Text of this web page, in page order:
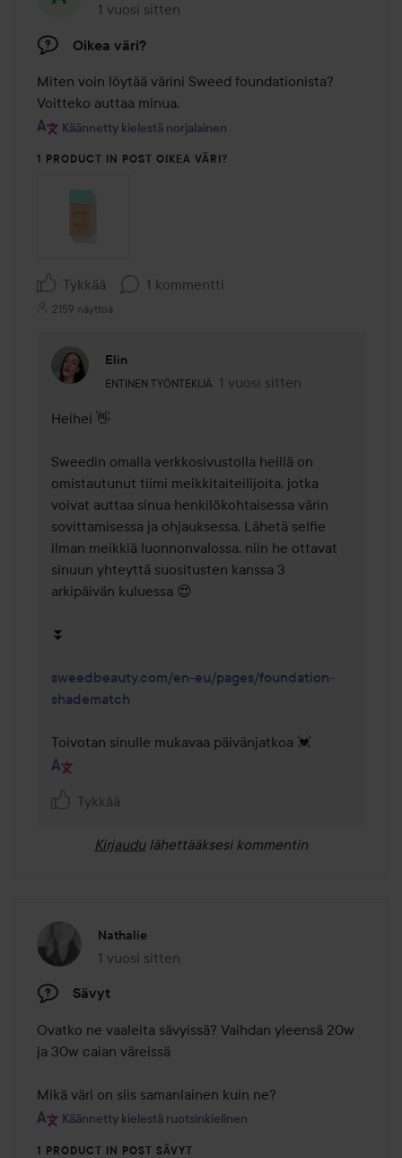
1 vuosi sitten
Viesti luotiin 1 vuosi sitten
Oikea väri?
Miten voin löytää värini Sweed foundationista?
Voitteko auttaa minua.
Käännetty kielestä norjalainen
1 PRODUCT IN POST OIKEA VÄRI?
Tykkää 1 kommentti
2159 näyttöä
Elin
ENTINEN TYÖNTEKIJÄ
Käyttäjän rooli: Entinen työntekijä.
1 vuosi sitten
Kommentti lisättiin 1 vuosi
Heihei 👋
Sweedin omalla verkkosivustolla heillä on
omistautunut tiimi meikkitaiteilijoita, jotka
voivat auttaa sinua henkilökohtaisessa värin
sovittamisessa ja ohjauksessa. Lähetä selfie
ilman meikkiä luonnonvalossa, niin he ottavat
sinuun yhteyttä suositusten kanssa 3
arkipäivän kuluessa 😍
⏬
sweedbeauty.com/en-eu/pages/foundation-
shadematch
Toivotan sinulle mukavaa päivänjatkoa 💓
Tykkää
Kirjaudu lähettääksesi kommentin
Nathalie
1 vuosi sitten
Viesti luotiin 1 vuosi sitten
Sävyt
Ovatko ne vaaleita sävyissä? Vaihdan yleensä 20w
ja 30w caian väreissä
Mikä väri on siis samanlainen kuin ne?
Käännetty kielestä ruotsinkielinen
1 PRODUCT IN POST SÄVYT